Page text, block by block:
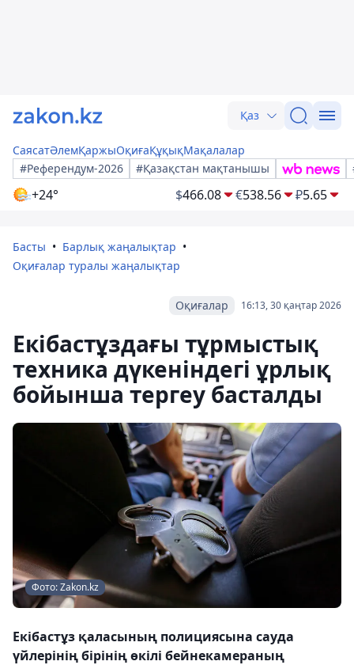
Қаз
СаясатӘлемҚаржыОқиғаҚұқықМақалалар
#Референдум-2026
#Қазақстан мақтанышы
+24° $466.08 €538.56 ₽5.65
Басты
Барлық жаңалықтар
Оқиғалар туралы жаңалықтар
16:13, 30 қаңтар 2026
Оқиғалар
Екібастұздағы тұрмыстық
техника дүкеніндегі ұрлық
бойынша тергеу басталды
Фото: Zakon.kz
Екібастұз қаласының полициясына сауда
үйлерінің бірінің өкілі бейнекамераның